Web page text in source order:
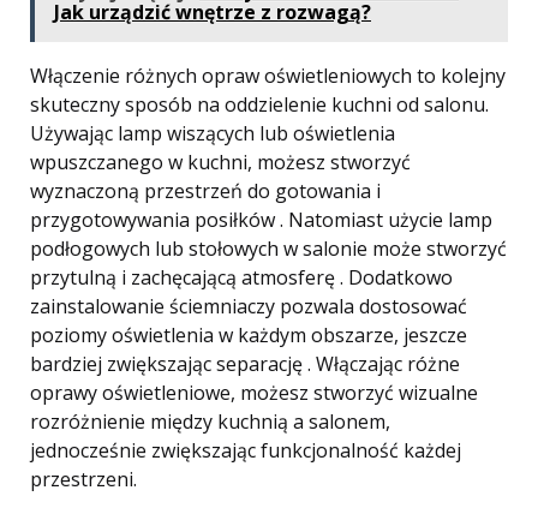
Jak urządzić wnętrze z rozwagą?
Włączenie różnych opraw oświetleniowych to kolejny
skuteczny sposób na oddzielenie kuchni od salonu.
Używając lamp wiszących lub oświetlenia
wpuszczanego w kuchni, możesz stworzyć
wyznaczoną przestrzeń do gotowania i
przygotowywania posiłków . Natomiast użycie lamp
podłogowych lub stołowych w salonie może stworzyć
przytulną i zachęcającą atmosferę . Dodatkowo
zainstalowanie ściemniaczy pozwala dostosować
poziomy oświetlenia w każdym obszarze, jeszcze
bardziej zwiększając separację . Włączając różne
oprawy oświetleniowe, możesz stworzyć wizualne
rozróżnienie między kuchnią a salonem,
jednocześnie zwiększając funkcjonalność każdej
przestrzeni.